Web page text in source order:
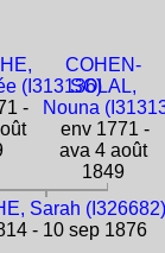
(I313136)
-
COHEN-
SOLAL,
Nouna
env 1771 -
ava 4 août
1849
Sarah
- 10 sep 1876